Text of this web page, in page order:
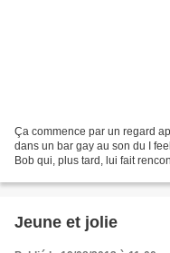
Ça commence par un regard
dans un bar gay au son du I
Bob qui, plus tard, lui fait
Jeune et jolie